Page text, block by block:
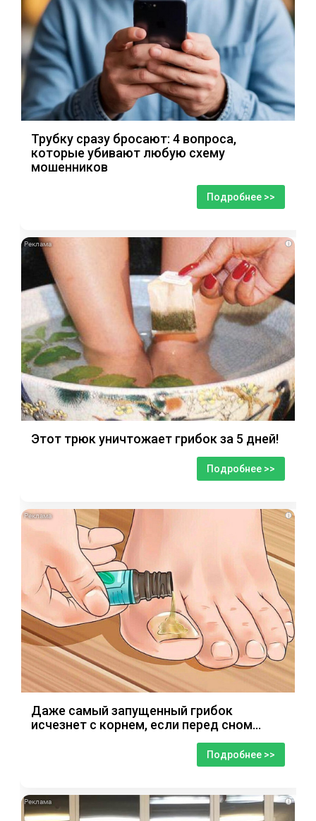
Трубку сразу бросают: 4 вопроса,
которые убивают любую схему
мошенников
Подробнее >>
i
Этот трюк уничтожает грибок за 5 дней!
Подробнее >>
i
Даже самый запущенный грибок
исчезнет с корнем, если перед сном…
Подробнее >>
i